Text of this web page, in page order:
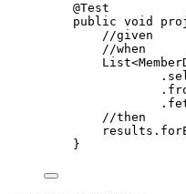
@Test
public void
//given
//when
List<
.
.
.
//then
results .
}